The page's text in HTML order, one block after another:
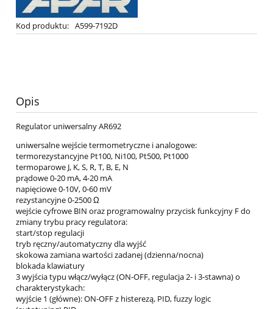
Kod produktu: A599-7192D
Opis
Regulator uniwersalny AR692
uniwersalne wejście termometryczne i analogowe:
termorezystancyjne Pt100, Ni100, Pt500, Pt1000
termoparowe J, K, S, R, T, B, E, N
prądowe 0-20 mA, 4-20 mA
napięciowe 0-10V, 0-60 mV
rezystancyjne 0-2500 Ω
wejście cyfrowe BIN oraz programowalny przycisk funkcyjny F do
zmiany trybu pracy regulatora:
start/stop regulacji
tryb ręczny/automatyczny dla wyjść
skokowa zamiana wartości zadanej (dzienna/nocna)
blokada klawiatury
3 wyjścia typu włącz/wyłącz (ON-OFF, regulacja 2- i 3-stawna) o
charakterystykach:
wyjście 1 (główne): ON-OFF z histerezą, PID, fuzzy logic